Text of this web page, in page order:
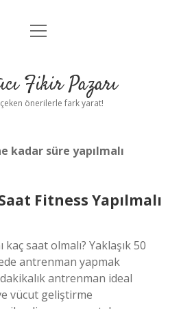
Anasayfa
Yasal Uyarı
menüyü
Fikir Pazarı
önerilerle fark yarat!
kadar süre yapılmalı
Fitness Yapılmalı
saat olmalı? Yaklaşık 50
antrenman yapmak
antrenman ideal
vücut geliştirme